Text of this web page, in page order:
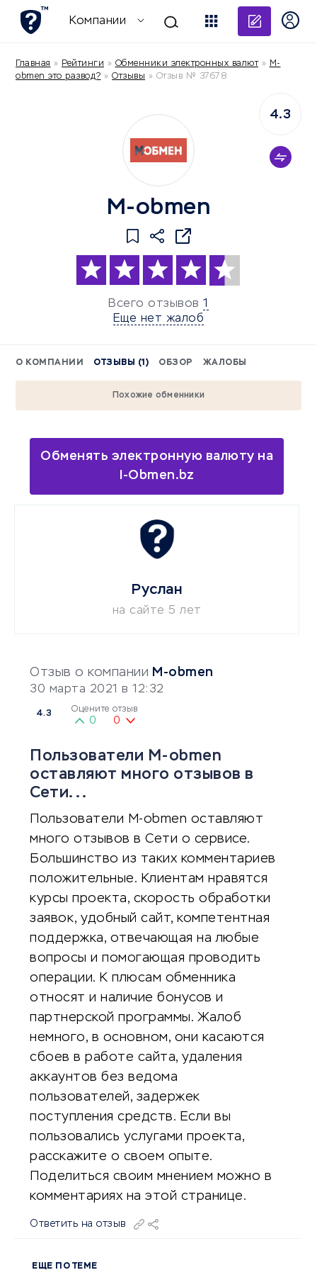
Компании
Главная » Рейтинги » Обменники электронных валют» M-
obmen это развод? » Отзывы » Отзыв № 37678
M-obmen
Всего отзывов 1
Еще нет жалоб
4.3
О КОМПАНИИ ОТЗЫВЫ (1) ОБЗОР ЖАЛОБЫ
Похожие обменники
Обменять электронную валюту на
I-Obmen.bz
Отзыв о компании M-obmen
30 марта 2021 в 12:32
4.3 Оцените отзыв
0 0
Пользователи M-obmen
оставляют много отзывов в
Сети...
Пользователи M-obmen оставляют
много отзывов в Сети о сервисе.
Большинство из таких комментариев
положительные. Клиентам нравятся
курсы проекта, скорость обработки
заявок, удобный сайт, компетентная
поддержка, отвечающая на любые
вопросы и помогающая проводить
операции. К плюсам обменника
относят и наличие бонусов и
партнерской программы. Жалоб
немного, в основном, они касаются
сбоев в работе сайта, удаления
аккаунтов без ведома
пользователей, задержек
поступления средств. Если вы
пользовались услугами проекта,
расскажите о своем опыте.
Поделиться своим мнением можно в
комментариях на этой странице.
Ответить на отзыв
ЕЩЕ ПО ТЕМЕ
Руслан
на сайте 5 лет